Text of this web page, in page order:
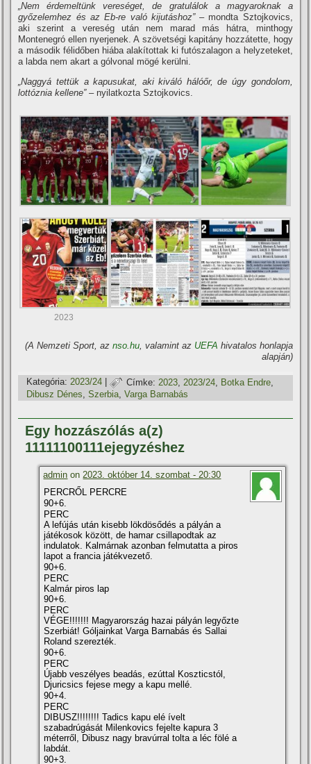
„Nem érdemeltünk vereséget, de gratulálok a magyaroknak a
győzelemhez és az Eb-re való kijutáshoz”– mondta Sztojkovics,
aki szerint a vereség után nem marad más hátra, minthogy
Montenegró ellen nyerjenek. A szövetségi kapitány hozzátette, hogy
a második félidőben hiába alakítottak ki futószalagon a helyzeteket,
a labda nem akart a gólvonal mögé kerülni.
„Naggyá tettük a kapusukat, aki kiváló hálóőr, de úgy gondolom,
lottóznia kellene”– nyilatkozta Sztojkovics.
2023
(A Nemzeti Sport, az nso.hu, valamint az UEFA hivatalos honlapja
alapján)
Kategória: 2023/24 | Címke: 2023 2023/24 Botka Endre
Dibusz Dénes,Szerbia,Varga Barnabás
Egy hozzászólás a(z)
11111100111ejegyzéshez
admin on2023. október 14. szombat - 20:30
PERCRŐL PERCRE
90+6.
PERC
A lefújás után kisebb lökdösődés a pályán a
játékosok között, de hamar csillapodtak az
indulatok. Kalmárnak azonban felmutatta a piros
lapot a francia játékvezető.
90+6.
PERC
Kalmár piros lap
90+6.
PERC
VÉGE!!!!!!! Magyarország hazai pályán legyőzte
Szerbiát! Góljainkat Varga Barnabás és Sallai
Roland szerezték.
90+6.
PERC
Újabb veszélyes beadás, ezúttal Koszticstól,
Djuricsics fejese megy a kapu mellé.
90+4.
PERC
DIBUSZ!!!!!!!! Tadics kapu elé ívelt
szabadrúgását Milenkovics fejelte kapura 3
méterről, Dibusz nagy bravúrral tolta a léc fölé a
labdát.
90+3.